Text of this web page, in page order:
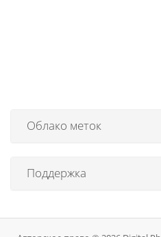
Облако меток
Поддержка